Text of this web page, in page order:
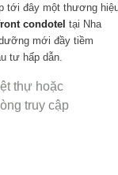
tới đây một thương
condotel tại Nha
mới đầy tiềm
tư hấp dẫn.
thự hoặc
truy cập